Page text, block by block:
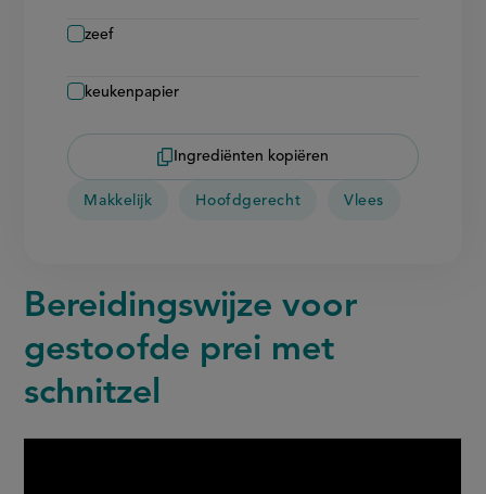
zeef
keukenpapier
Ingrediënten kopiëren
Makkelijk Hoofdgerecht Vlees
Bereidingswijze voor
gestoofde prei met
schnitzel